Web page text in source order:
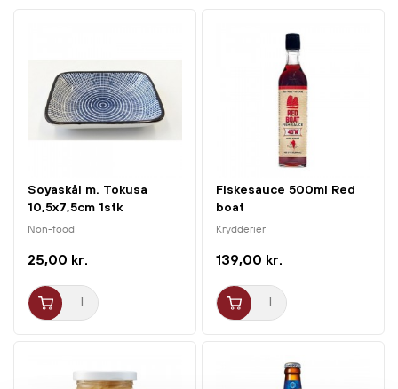
Soyaskål m. Tokusa
10,5x7,5cm 1stk
Non-food
25,00 kr.
Fiskesauce 500ml Red
boat
Krydderier
139,00 kr.